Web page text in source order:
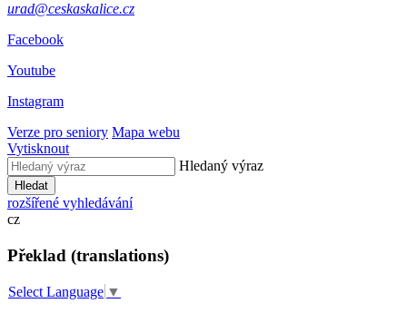
urad@ceskaskalice.cz
Facebook
Youtube
Instagram
Verze pro seniory Mapa webu
Vytisknout
Hledaný výraz
Hledat
rozšířené vyhledávání
cz
Překlad (translations)
Select Language ▼